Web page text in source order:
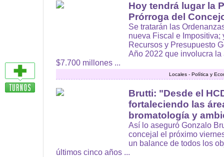
Hoy tendrá lugar la
Prórroga del
Se tratarán las
nueva Fiscal e Impositiva;
Recursos y Presupuesto
Año 2022 que involucra
$7.700 millones ...
Locales - Política y
Brutti: "Desde el
fortaleciendo las
bromatología y
Así lo aseguró Gonzalo
concejal el próximo
un balance de todos los
últimos cinco años ...